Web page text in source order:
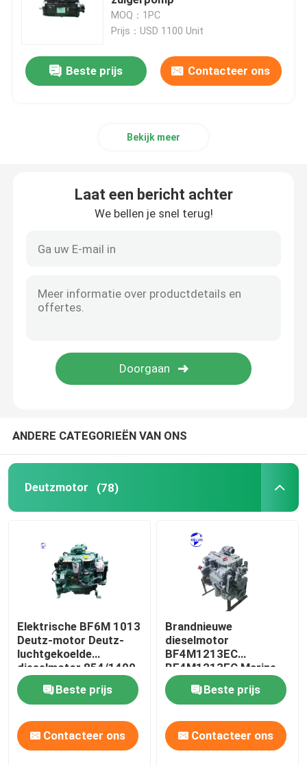
Hydraulische pomp
REISversnellingsbak
Perkins Engine
Weichaimotor
Dieselmotordelen
Minigraafwerktuig
Vibratieroller
boormachine
gebruikte zware machines
Diesel Generatorreeks
MOQ：1PC
Prijs：USD 1100 Unit
Beste prijs Contacteer ons
Bekijk meer
Laat een bericht achter
We bellen je snel terug!
ANDERE CATEGORIEËN VAN ONS
Deutzmotor (78)
Elektrische BF6M 1013
Deutz-motor Deutz-
luchtgekoelde
dieselmotor 854/1400
N.M/R/Min
Beste prijs
Contacteer ons
Brandnieuwe
dieselmotor
BF4M1213EC
BF4M1213FC Marine
graafmachine motor
Beste prijs
Contacteer ons